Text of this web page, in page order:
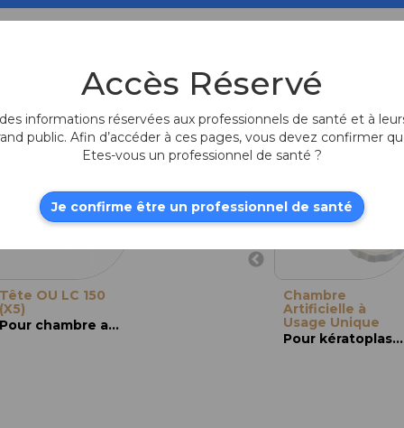
Tête OU LC 150
(X5)
Pour chambre artificielle
Tête OU LC
(X5)
Produits
Chambre
Artificielle à
Usage Unique
Pour kératoplastie : DSAEK & DMEK
Accès Réservé
informations réservées aux professionnels de santé et à
public. Afin d’accéder à ces pages, vous devez confirmer
Etes-vous un professionnel de santé ?
Je confirme être un professionnel de santé